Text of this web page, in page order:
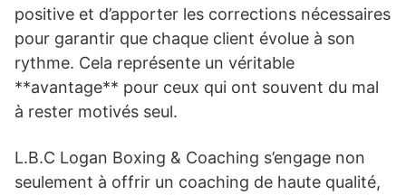
positive et d’apporter les corrections nécessaires
pour garantir que chaque client évolue à son
rythme. Cela représente un véritable
**avantage** pour ceux qui ont souvent du mal
à rester motivés seul.
L.B.C Logan Boxing & Coaching s’engage non
seulement à offrir un coaching de haute qualité,